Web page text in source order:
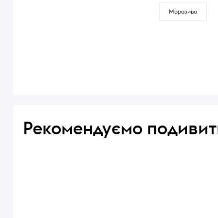
Морозиво
Рекомендуємо